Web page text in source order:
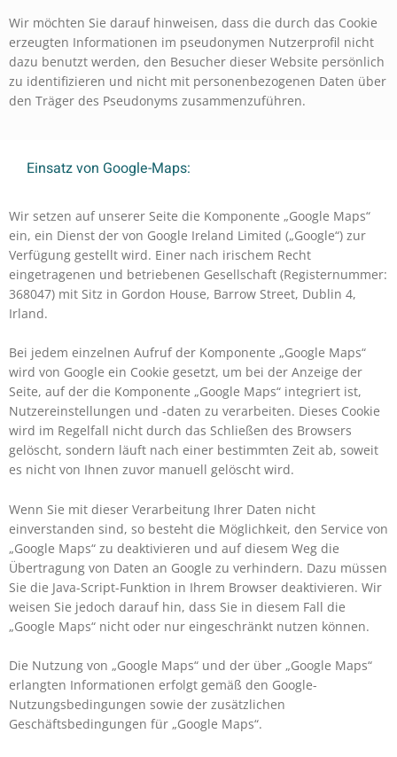
Wir möchten Sie darauf hinweisen, dass die durch das Cookie
erzeugten Informationen im pseudonymen Nutzerprofil nicht
dazu benutzt werden, den Besucher dieser Website persönlich
zu identifizieren und nicht mit personenbezogenen Daten über
den Träger des Pseudonyms zusammenzuführen.
Einsatz von Google-Maps:
Wir setzen auf unserer Seite die Komponente „Google Maps“
ein, ein Dienst der von Google Ireland Limited („Google“) zur
Verfügung gestellt wird. Einer nach irischem Recht
eingetragenen und betriebenen Gesellschaft (Registernummer:
368047) mit Sitz in Gordon House, Barrow Street, Dublin 4,
Irland.
Bei jedem einzelnen Aufruf der Komponente „Google Maps“
wird von Google ein Cookie gesetzt, um bei der Anzeige der
Seite, auf der die Komponente „Google Maps“ integriert ist,
Nutzereinstellungen und -daten zu verarbeiten. Dieses Cookie
wird im Regelfall nicht durch das Schließen des Browsers
gelöscht, sondern läuft nach einer bestimmten Zeit ab, soweit
es nicht von Ihnen zuvor manuell gelöscht wird.
Wenn Sie mit dieser Verarbeitung Ihrer Daten nicht
einverstanden sind, so besteht die Möglichkeit, den Service von
„Google Maps“ zu deaktivieren und auf diesem Weg die
Übertragung von Daten an Google zu verhindern. Dazu müssen
Sie die Java-Script-Funktion in Ihrem Browser deaktivieren. Wir
weisen Sie jedoch darauf hin, dass Sie in diesem Fall die
„Google Maps“ nicht oder nur eingeschränkt nutzen können.
Die Nutzung von „Google Maps“ und der über „Google Maps“
erlangten Informationen erfolgt gemäß den Google-
Nutzungsbedingungen sowie der zusätzlichen
Geschäftsbedingungen für „Google Maps“.